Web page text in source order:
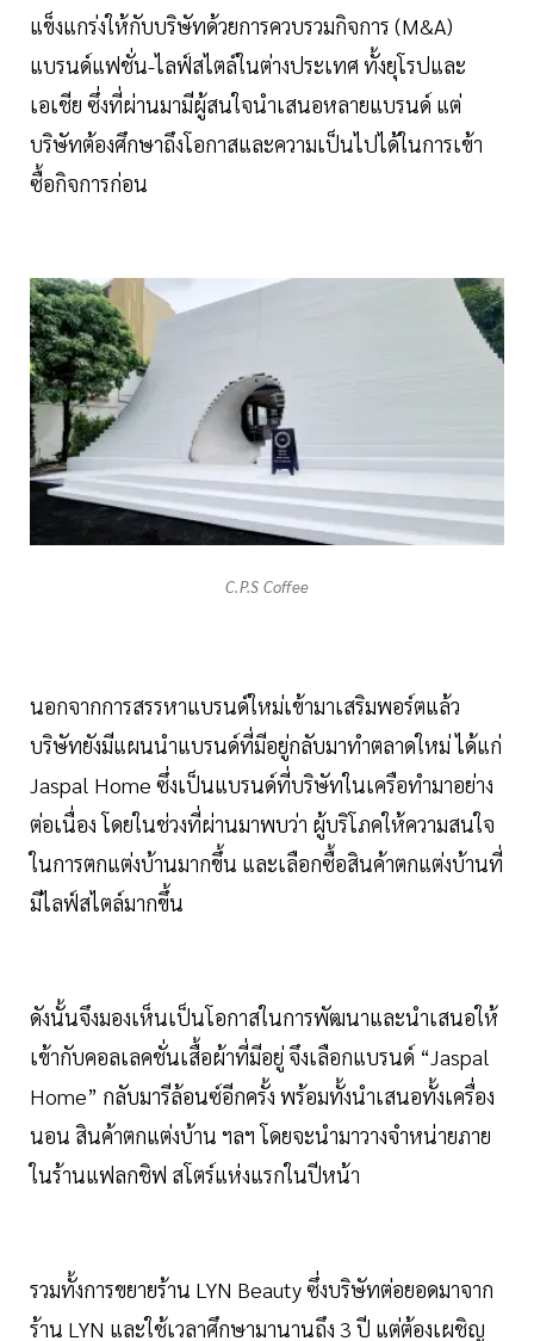
แข็งแกร่งให้กับบริษัทด้วยการควบรวมกิจการ (M&A)
แบรนด์แฟชั่น-ไลฟ์สไตล์ในต่างประเทศ ทั้งยุโรปและ
เอเชีย ซึ่งที่ผ่านมามีผู้สนใจนำเสนอหลายแบรนด์ แต่
บริษัทต้องศึกษาถึงโอกาสและความเป็นไปได้ในการเข้า
ซื้อกิจการก่อน
C.P.S Coffee
นอกจากการสรรหาแบรนด์ใหม่เข้ามาเสริมพอร์ตแล้ว
บริษัทยังมีแผนนำแบรนด์ที่มีอยู่กลับมาทำตลาดใหม่ ได้แก่
Jaspal Home ซึ่งเป็นแบรนด์ที่บริษัทในเครือทำมาอย่าง
ต่อเนื่อง โดยในช่วงที่ผ่านมาพบว่า ผู้บริโภคให้ความสนใจ
ในการตกแต่งบ้านมากขึ้น และเลือกซื้อสินค้าตกแต่งบ้านที่
มีไลฟ์สไตล์มากขึ้น
ดังนั้นจึงมองเห็นเป็นโอกาสในการพัฒนาและนำเสนอให้
เข้ากับคอลเลคชั่นเสื้อผ้าที่มีอยู่ จึงเลือกแบรนด์ “Jaspal
Home” กลับมารีล้อนซ์อีกครั้ง พร้อมทั้งนำเสนอทั้งเครื่อง
นอน สินค้าตกแต่งบ้าน ฯลฯ โดยจะนำมาวางจำหน่ายภาย
ในร้านแฟลกชิฟ สโตร์แห่งแรกในปีหน้า
รวมทั้งการขยายร้าน LYN Beauty ซึ่งบริษัทต่อยอดมาจาก
ร้าน LYN และใช้เวลาศึกษามานานถึง 3 ปี แต่ต้องเผชิญ